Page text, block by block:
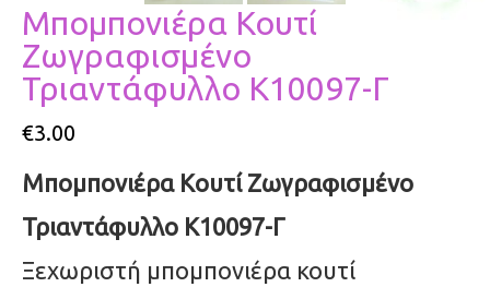
Μπομπονιέρα Κουτί
Ζωγραφισμένο
Τριαντάφυλλο Κ10097-Γ
€3.00
Μπομπονιέρα Κουτί Ζωγραφισμένο
Τριαντάφυλλο Κ10097-Γ
Ξεχωριστή μπομπονιέρα κουτί